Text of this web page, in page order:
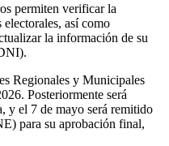
permiten verificar la
así como
la información de su
Regionales y Municipales
Posteriormente será
y el 7 de mayo será remitido
para su aprobación final,